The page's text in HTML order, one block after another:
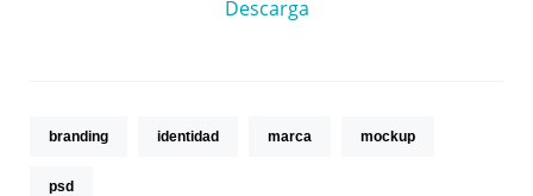
Descarga
branding identidad marca mockup
psd